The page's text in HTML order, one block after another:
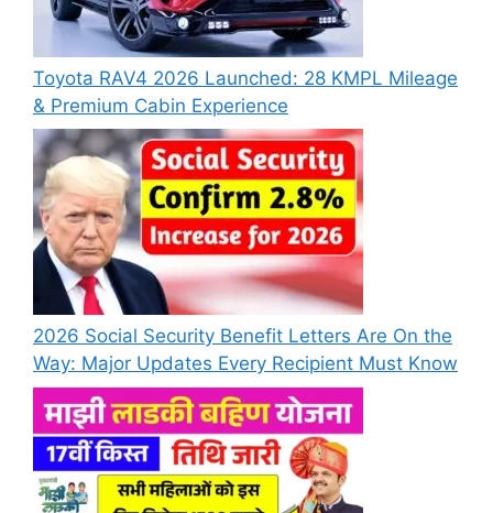
Toyota RAV4 2026 Launched: 28 KMPL Mileage
& Premium Cabin Experience
2026 Social Security Benefit Letters Are On the
Way: Major Updates Every Recipient Must Know